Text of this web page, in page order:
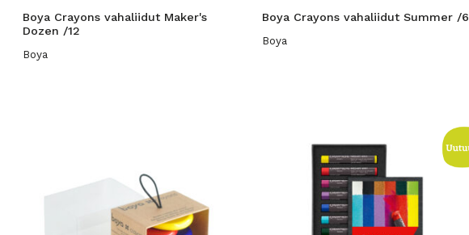
Boya Crayons vahaliidut Maker's
Dozen /12
Boya
Boya Crayons vahaliidut Summer /6
Boya